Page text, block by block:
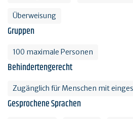
Überweisung
Gruppen
100 maximale Personen
Behindertengerecht
Zugänglich für Menschen mit
Gesprochene Sprachen